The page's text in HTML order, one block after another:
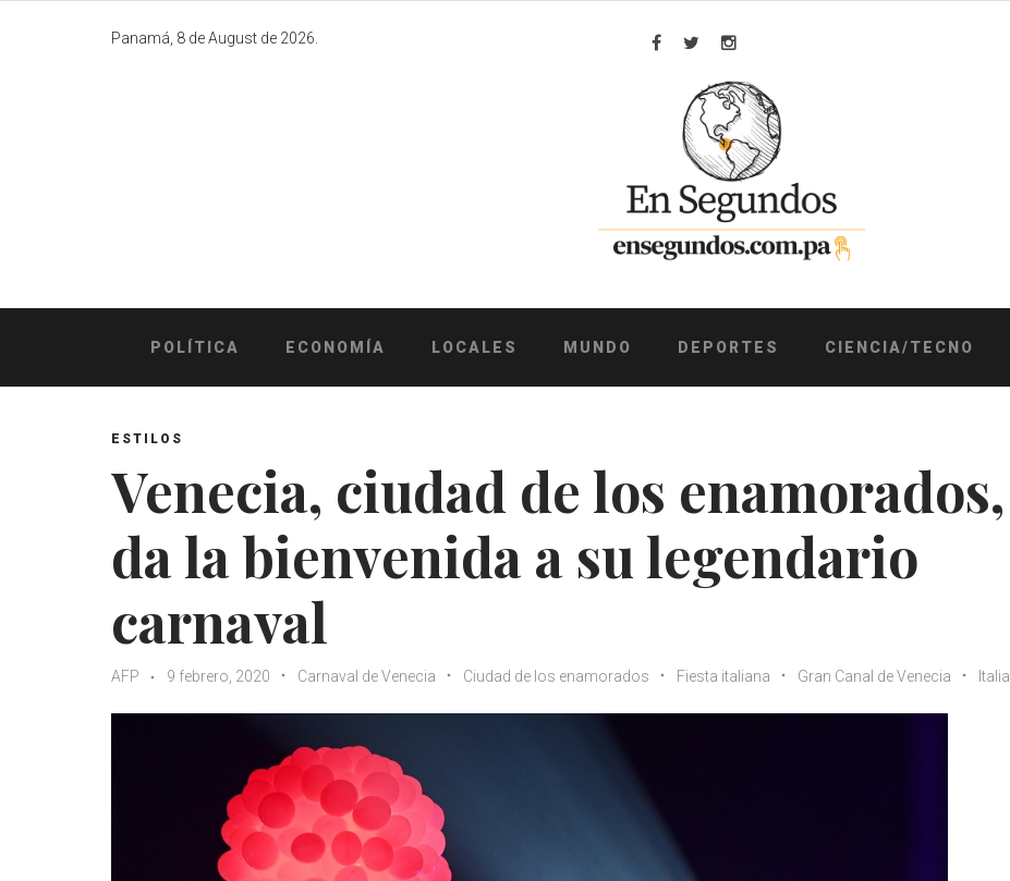
Panamá, 8 de August de 2026.
Facebook
TwitterInstagram
POLÍTICA ECONOMÍA LOCALES MUNDO DEPORTES CIENCIA/TECNO
ESTILOS
Venecia, ciudad de los enamorados,
da la bienvenida a su legendario
carnaval
AFP 9 febrero, 2020 Carnaval de Venecia Ciudad de los enamorados Fiesta italiana Gran Canal de Venecia Italia